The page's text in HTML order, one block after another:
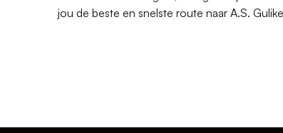
jou de beste en snelste route naar A.S.